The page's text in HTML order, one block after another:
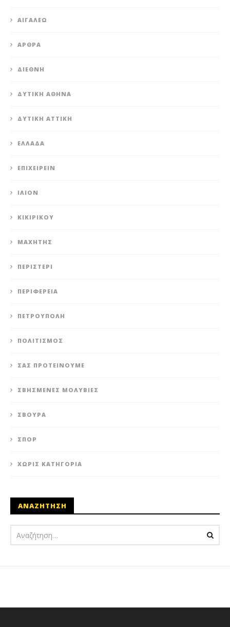
ΑΙΓΆΛΕΩ
ΆΡΘΡΑ
ΔΙΕΘΝΉ
ΔΥΤΙΚΉ ΑΘΉΝΑ
ΔΥΤΙΚΉ ΑΤΤΙΚΉ
ΕΛΛΆΔΑ
ΕΠΙΧΕΙΡΕΊΝ
ΊΛΙΟΝ
ΚΙΚΙΡΙΚΟΥ
ΜΑΧΗΤΗΣ
ΠΕΡΙΣΤΈΡΙ
ΠΕΡΙΦΈΡΕΙΑ
ΠΕΤΡΟΎΠΟΛΗ
ΠΟΛΙΤΙΣΜΌΣ
ΣΑΣ ΠΡΟΤΕΊΝΟΥΜΕ
ΣΒΗΣΜΈΝΕΣ ΜΟΛΥΒΙΈΣ
ΣΒΟΎΡΑ
ΣΠΟΡ
ΧΩΡΊΣ ΚΑΤΗΓΟΡΊΑ
ΑΝΑΖΗΤΗΣΗ